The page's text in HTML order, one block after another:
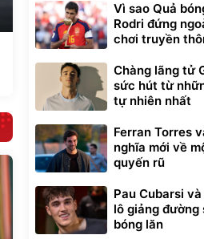
Vì sao Quả
Rodri đứng
chơi truyền
Chàng lãng tử
sức hút từ
tự nhiên nhất
Ferran Torres
nghĩa mới về
quyến rũ
Pau Cubarsi
lô giảng đường
bóng lăn